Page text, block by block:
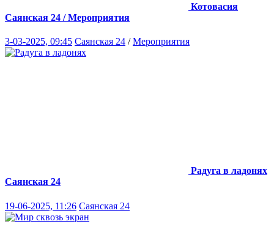
Котовасия
Саянская 24 / Мероприятия
3-03-2025, 09:45 Саянская 24 /Мероприятия
Радуга в ладонях
Саянская 24
19-06-2025, 11:26 Саянская 24